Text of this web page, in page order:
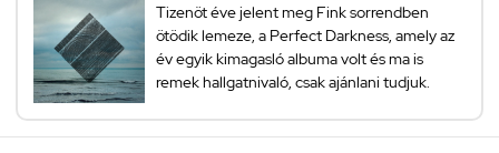
Tizenöt éve jelent meg Fink sorrendben
ötödik lemeze, a Perfect Darkness, amely az
év egyik kimagasló albuma volt és ma is
remek hallgatnivaló, csak ajánlani tudjuk.